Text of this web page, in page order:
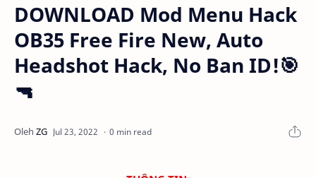
DOWNLOAD Mod Menu Hack
OB35 Free Fire New, Auto
Headshot Hack, No Ban ID!🎯
🔫
0 min read